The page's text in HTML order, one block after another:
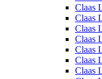
Claas
Claas
Claas
Claas
Claas
Claas
Claas